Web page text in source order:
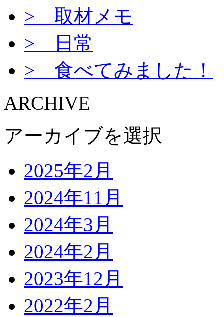
> 取材メモ
> 日常
> 食べてみました！
ARCHIVE
アーカイブを選択
2025年2月
2024年11月
2024年3月
2024年2月
2023年12月
2022年2月